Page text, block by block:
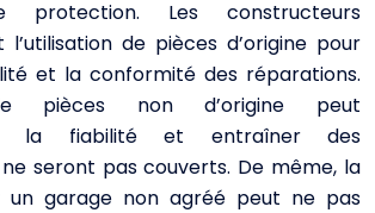
protection. Les constructeurs
de pièces d’origine pour
et la conformité des réparations.
pièces non d’origine peut
la fiabilité et entraîner des
seront pas couverts. De même, la
un garage non agréé peut ne pas